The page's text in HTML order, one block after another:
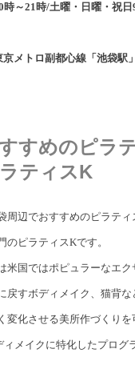
時～21時/土曜・日曜・祝
メトロ副都心線「池袋駅
すめのピラ
ティスK
周辺でおすすめのピラテ
のピラティスKです。
米国ではポピュラーなエ
戻すボディメイク、猫背な
変化させる美所作づくりを
ィメイクに特化したプログ